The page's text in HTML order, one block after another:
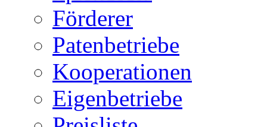
Förderer
Patenbetriebe
Kooperationen
Eigenbetriebe